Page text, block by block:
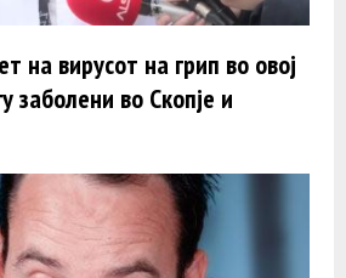
на вирусот на грип во овој
заболени во Скопје и